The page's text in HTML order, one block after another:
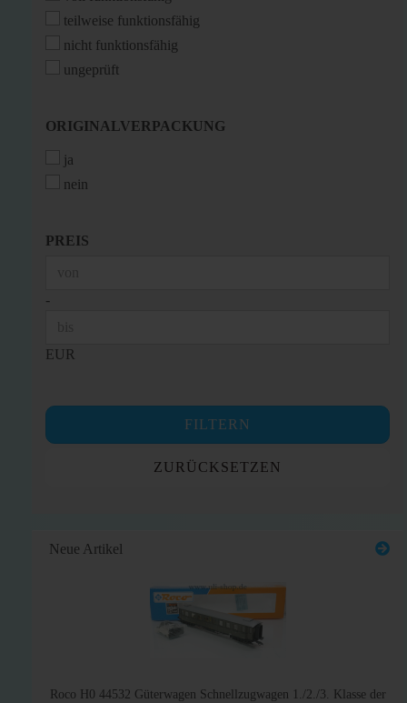
teilweise funktionsfähig
nicht funktionsfähig
ungeprüft
ORIGINALVERPACKUNG
ORIGINALVERPACKUNG
ja
nein
PREIS
PREIS
-
EUR
FILTERN
ZURÜCKSETZEN
Neue Artikel
Roco H0 44532 Güterwagen Schnellzugwagen 1./2./3. Klasse der